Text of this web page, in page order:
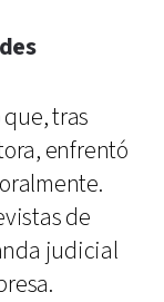
tras
enfrentó
de
judicial